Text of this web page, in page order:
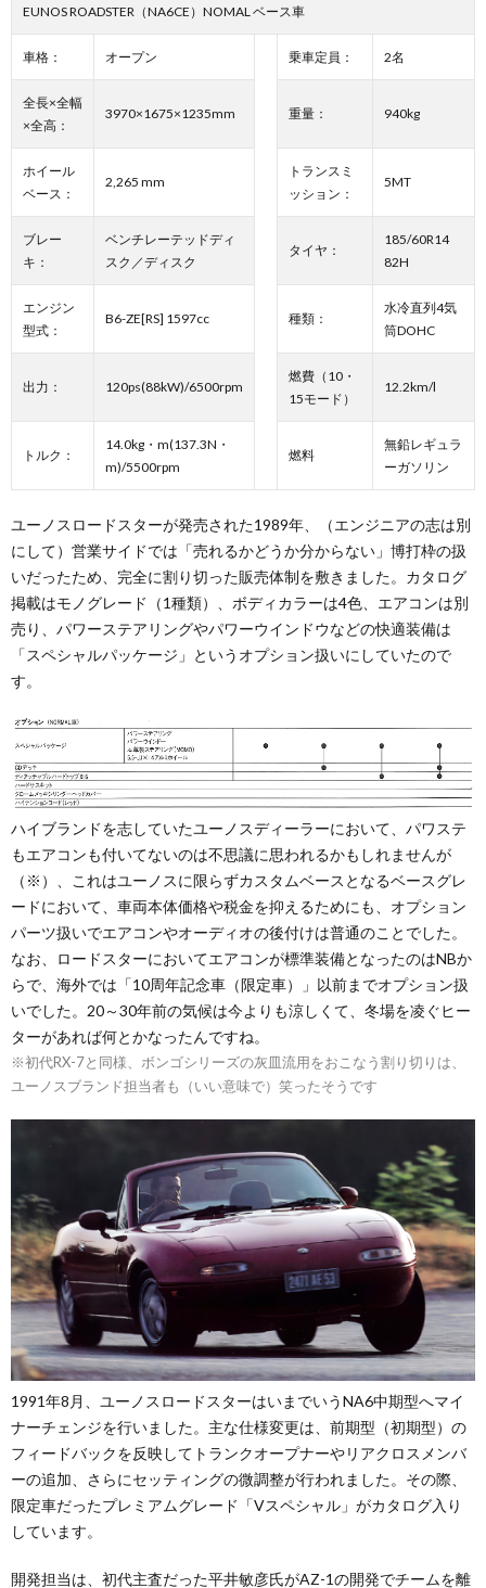
EUNOS ROADSTER（NA6CE）NOMAL ベース車
車格： オープン 乗車定員： 2名
全長×全幅
×全高：
3970×1675×1235mm 重量： 940kg
ホイール
ベース：
2,265 mm
トランスミ
ッション：
5MT
ブレー
キ：
ベンチレーテッドディ
スク／ディスク
タイヤ：
185/60R14
82H
エンジン
型式：
B6-ZE[RS] 1597cc 種類：
水冷直列4気
筒DOHC
出力： 120ps(88kW)/6500rpm
燃費（10・
15モード）
12.2km/l
トルク：
14.0kg・m(137.3N・
m)/5500rpm
燃料
無鉛レギュラ
ーガソリン
ユーノスロードスターが発売された1989年、（エンジニアの志は別
にして）営業サイドでは「売れるかどうか分からない」博打枠の扱
いだったため、完全に割り切った販売体制を敷きました。カタログ
掲載はモノグレード（1種類）、ボディカラーは4色、エアコンは別
売り、パワーステアリングやパワーウインドウなどの快適装備は
「スペシャルパッケージ」というオプション扱いにしていたので
す。
ハイブランドを志していたユーノスディーラーにおいて、パワステ
もエアコンも付いてないのは不思議に思われるかもしれませんが
（※）、これはユーノスに限らずカスタムベースとなるベースグレ
ードにおいて、車両本体価格や税金を抑えるためにも、オプション
パーツ扱いでエアコンやオーディオの後付けは普通のことでした。
なお、ロードスターにおいてエアコンが標準装備となったのはNBか
らで、海外では「10周年記念車（限定車）」以前までオプション扱
いでした。20～30年前の気候は今よりも涼しくて、冬場を凌ぐヒー
ターがあれば何とかなったんですね。
※初代RX-7と同様、ボンゴシリーズの灰皿流用をおこなう割り切りは、
ユーノスブランド担当者も（いい意味で）笑ったそうです
1991年8月、ユーノスロードスターはいまでいうNA6中期型へマイ
ナーチェンジを行いました。主な仕様変更は、前期型（初期型）の
フィードバックを反映してトランクオープナーやリアクロスメンバ
ーの追加、さらにセッティングの微調整が行われました。その際、
限定車だったプレミアムグレード「Vスペシャル」がカタログ入り
しています。
開発担当は、初代主査だった平井敏彦氏がAZ-1の開発でチームを離